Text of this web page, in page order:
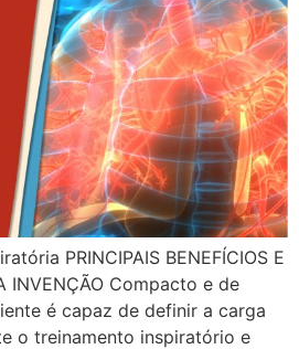
PRINCIPAIS BENEFÍCIOS E
INVENÇÃO Compacto e de
é capaz de definir a carga
o treinamento inspiratório e